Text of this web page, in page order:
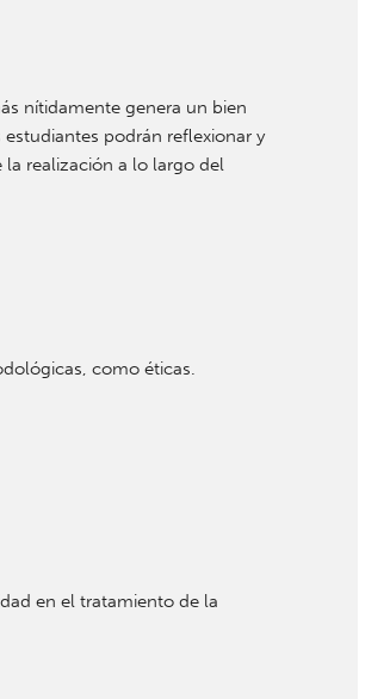
nítidamente genera un bien
podrán reflexionar y
la realización a lo largo del
como éticas.
en el tratamiento de la